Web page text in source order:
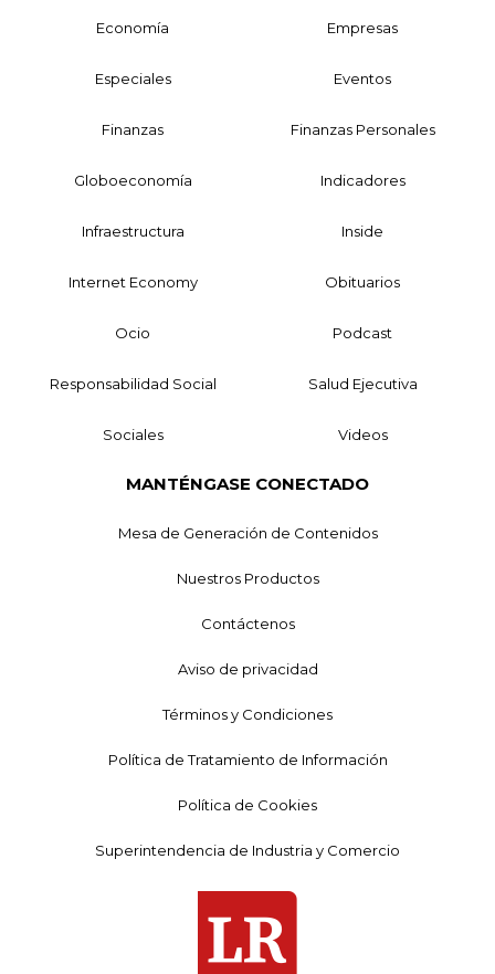
Economía Empresas
Especiales Eventos
Finanzas Finanzas Personales
Globoeconomía Indicadores
Infraestructura Inside
Internet Economy Obituarios
Ocio Podcast
Responsabilidad Social Salud Ejecutiva
Sociales Videos
MANTÉNGASE CONECTADO
Mesa de Generación de Contenidos
Nuestros Productos
Contáctenos
Aviso de privacidad
Términos y Condiciones
Política de Tratamiento de Información
Política de Cookies
Superintendencia de Industria y Comercio